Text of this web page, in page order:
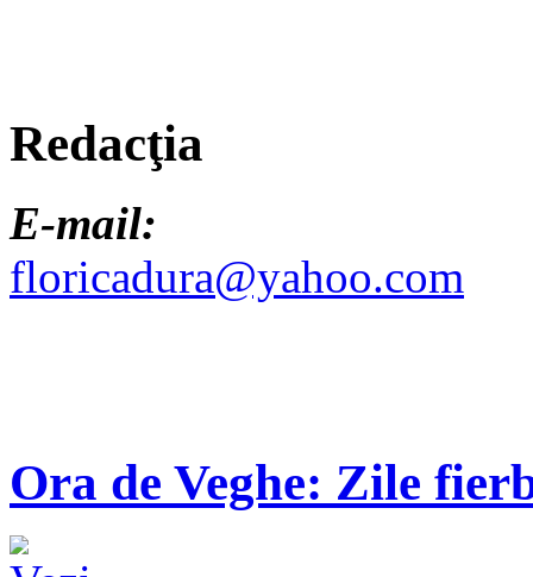
Redacţia
E-mail:
floricadura@yahoo.com
Ora de Veghe: Zile